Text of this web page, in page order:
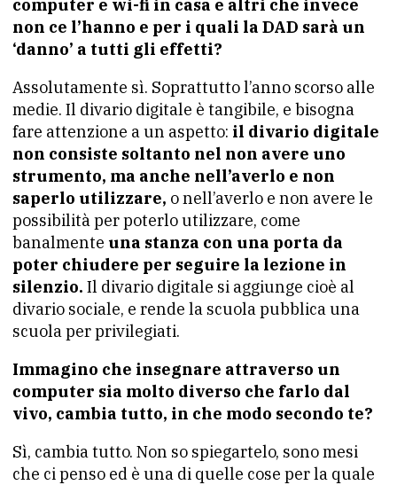
computer e wi-fi in casa e altri che invece
non ce l’hanno e per i quali la DAD sarà un
‘danno’ a tutti gli effetti?
Assolutamente sì. Soprattutto l’anno scorso alle
medie. Il divario digitale è tangibile, e bisogna
fare attenzione a un aspetto: il divario digitale
non consiste soltanto nel non avere uno
strumento, ma anche nell’averlo e non
saperlo utilizzare, o nell’averlo e non avere le
possibilità per poterlo utilizzare, come
banalmente una stanza con una porta da
poter chiudere per seguire la lezione in
silenzio. Il divario digitale si aggiunge cioè al
divario sociale, e rende la scuola pubblica una
scuola per privilegiati.
Immagino che insegnare attraverso un
computer sia molto diverso che farlo dal
vivo, cambia tutto, in che modo secondo te?
Sì, cambia tutto. Non so spiegartelo, sono mesi
che ci penso ed è una di quelle cose per la quale